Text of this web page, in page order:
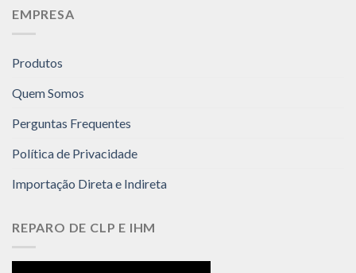
EMPRESA
Produtos
Quem Somos
Perguntas Frequentes
Política de Privacidade
Importação Direta e Indireta
REPARO DE CLP E IHM